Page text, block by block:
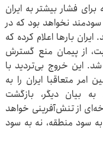
فشار بیشتر به ایران
سودمند نخواهد بود که در
بارها اعلام کرده که
از پیمان منع گسترش
این خروج بی‌تردید با
متعاقبا ایران را به
بیان دیگر، بازگشت
از تنش‌آفرینی خواهد
سود منطقه، نه به سود